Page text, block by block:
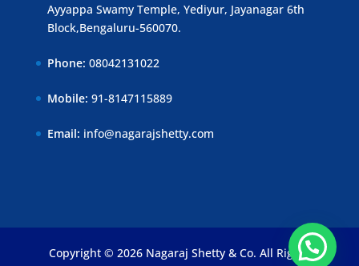
Ayyappa Swamy Temple, Yediyur, Jayanagar 6th
Block,Bengaluru-560070.
08042131022
91-8147115889
info@nagarajshetty.com
Copyright © 2026 Nagaraj Shetty & Co. All Rights